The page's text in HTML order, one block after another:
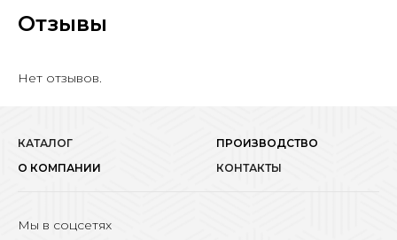
Отзывы
Нет отзывов.
КАТАЛОГ
ПРОИЗВОДСТВО
О КОМПАНИИ
КОНТАКТЫ
Мы в соцсетях